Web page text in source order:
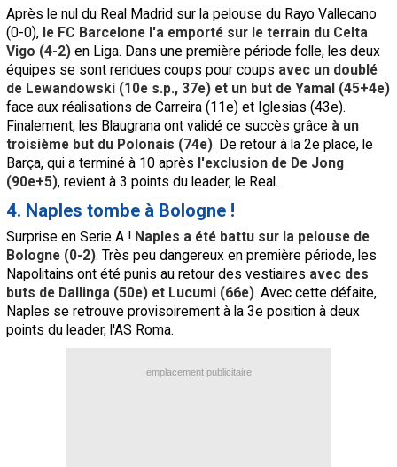
Après le nul du Real Madrid sur la pelouse du Rayo Vallecano
(0-0), le FC Barcelone l'a emporté sur le terrain du Celta
Vigo (4-2) en Liga. Dans une première période folle, les deux
équipes se sont rendues coups pour coups avec un doublé
de Lewandowski (10e s.p., 37e) et un but de Yamal (45+4e)
face aux réalisations de Carreira (11e) et Iglesias (43e).
Finalement, les Blaugrana ont validé ce succès grâce à un
troisième but du Polonais (74e). De retour à la 2e place, le
Barça, qui a terminé à 10 après l'exclusion de De Jong
(90e+5), revient à 3 points du leader, le Real.
4. Naples tombe à Bologne !
Surprise en Serie A ! Naples a été battu sur la pelouse de
Bologne (0-2). Très peu dangereux en première période, les
Napolitains ont été punis au retour des vestiaires avec des
buts de Dallinga (50e) et Lucumi (66e). Avec cette défaite,
Naples se retrouve provisoirement à la 3e position à deux
points du leader, l'AS Roma.
emplacement publicitaire